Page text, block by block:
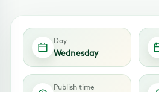
Day
Wednesday
Publish time